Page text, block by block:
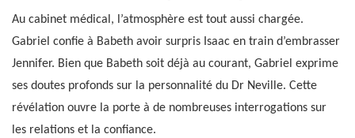
Au cabinet médical, l’atmosphère est tout aussi chargée.
Gabriel confie à Babeth avoir surpris Isaac en train d’embrasser
Jennifer. Bien que Babeth soit déjà au courant, Gabriel exprime
ses doutes profonds sur la personnalité du Dr Neville. Cette
révélation ouvre la porte à de nombreuses interrogations sur
les relations et la confiance.